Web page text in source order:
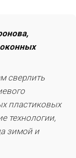
сверлить
пластиковых
технологии,
зимой и